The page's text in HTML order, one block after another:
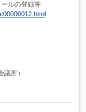
ルの登録等
所）